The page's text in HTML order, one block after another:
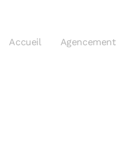
Accueil Agencement